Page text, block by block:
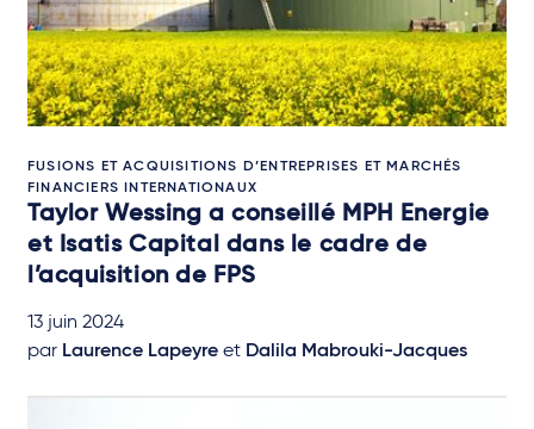
FUSIONS ET ACQUISITIONS D’ENTREPRISES ET MARCHÉS
FINANCIERS INTERNATIONAUX
Taylor Wessing a conseillé MPH Energie
et Isatis Capital dans le cadre de
l’acquisition de FPS
13 juin 2024
par Laurence Lapeyre et Dalila Mabrouki-Jacques